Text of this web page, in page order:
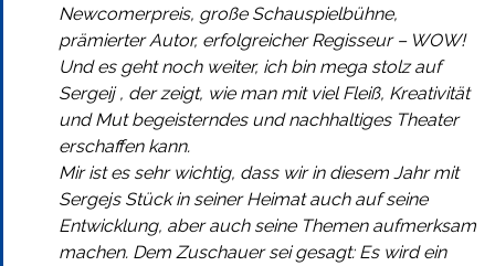
Newcomerpreis, große Schauspielbühne,
prämierter Autor, erfolgreicher Regisseur – WOW!
Und es geht noch weiter, ich bin mega stolz auf
Sergeij , der zeigt, wie man mit viel Fleiß, Kreativität
und Mut begeisterndes und nachhaltiges Theater
erschaffen kann.
Mir ist es sehr wichtig, dass wir in diesem Jahr mit
Sergejs Stück in seiner Heimat auch auf seine
Entwicklung, aber auch seine Themen aufmerksam
machen. Dem Zuschauer sei gesagt: Es wird ein